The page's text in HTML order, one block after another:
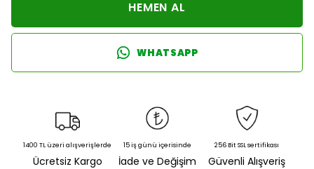
HEMEN AL
WHATSAPP
1400 TL üzeri alışverişlerde
Ücretsiz Kargo
15 iş günü içerisinde
İade ve Değişim
256 Bit SSL sertifikası
Güvenli Alışveriş